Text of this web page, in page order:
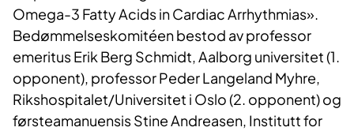
Omega-3 Fatty Acids in Cardiac Arrhythmias».
Bedømmelseskomitéen bestod av professor
emeritus Erik Berg Schmidt, Aalborg universitet (1.
opponent), professor Peder Langeland Myhre,
Rikshospitalet/Universitet i Oslo (2. opponent) og
førsteamanuensis Stine Andreasen, Institutt for